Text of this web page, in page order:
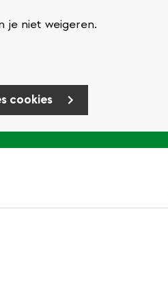
je niet weigeren.
cookies